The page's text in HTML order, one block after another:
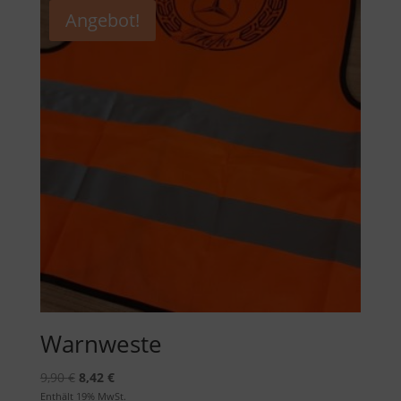
Angebot!
Warnweste
9,90€ Ursprünglicher
Preis
8,42 €Aktueller
Preis
Enthält 19% MwSt.